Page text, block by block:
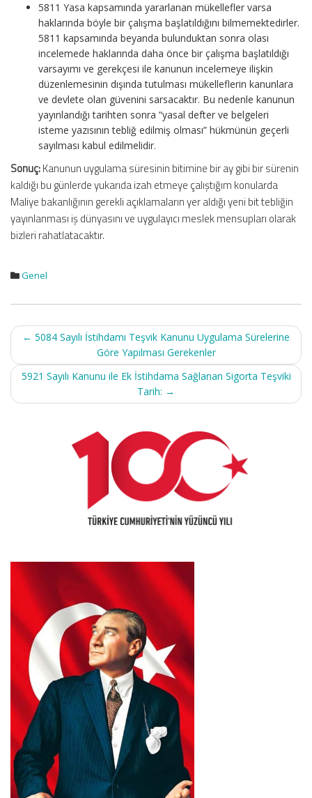
5811 Yasa kapsamında yararlanan mükellefler varsa
haklarında böyle bir çalışma başlatıldığını bilmemektedirler.
5811 kapsamında beyanda bulunduktan sonra olası
incelemede haklarında daha önce bir çalışma başlatıldığı
varsayımı ve gerekçesi ile kanunun incelemeye ilişkin
düzenlemesinin dışında tutulması mükelleflerin kanunlara
ve devlete olan güvenini sarsacaktır. Bu nedenle kanunun
yayınlandığı tarihten sonra “yasal defter ve belgeleri
isteme yazısının tebliğ edilmiş olması” hükmünün geçerli
sayılması kabul edilmelidir.
Sonuç:Kanunun uygulama süresinin bitimine bir ay gibi bir sürenin
kaldığı bu günlerde yukarıda izah etmeye çalıştığım konularda
Maliye bakanlığının gerekli açıklamaların yer aldığı yeni bit tebliğin
yayınlanması iş dünyasını ve uygulayıcı meslek mensupları olarak
bizleri rahatlatacaktır.
Genel
Post
navigation
← 5084 Sayılı İstihdamı Teşvik Kanunu Uygulama Sürelerine
Göre Yapılması Gerekenler
5921 Sayılı Kanunu ile Ek İstihdama Sağlanan Sigorta Teşviki
Tarih: →